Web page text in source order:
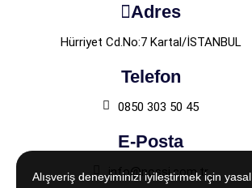
Alışveriş deneyiminizi iyileştirmek için yasal
Adres
Hürriyet Cd.No:7 Kartal/İSTANBUL
Telefon
0850 303 50 45
E-Posta
info@nossi.com.tr
Alışveriş deneyiminizi iyileştirmek için yasal